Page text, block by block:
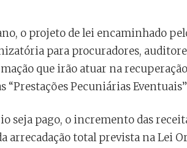
o projeto de lei encaminhado
para procuradores,
que irão atuar na
Pecuniárias
seja pago, o incremento das
arrecadação total prevista na Lei